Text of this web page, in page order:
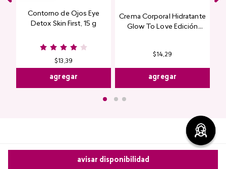
avisar disponibilidad
Contorno de Ojos Eye
Detox Skin First, 15 g
$13,39
agregar
Crema Corporal Hidratante
Glow To Love Edición
$14,29
agregar
Comentarios